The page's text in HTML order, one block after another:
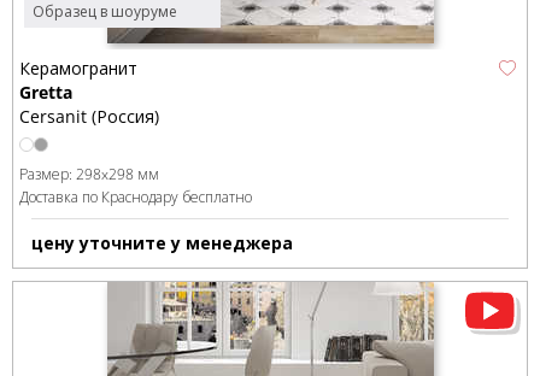
Образец в шоуруме
Керамогранит
Gretta
Cersanit (Россия)
Размер: 298x298 мм
Доставка по Краснодару бесплатно
цену уточните у менеджера